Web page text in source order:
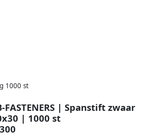
1000 st
FASTENERS | Spanstift zwaar
| 1000 st